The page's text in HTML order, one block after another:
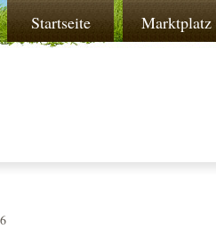
Startseite Marktplatz